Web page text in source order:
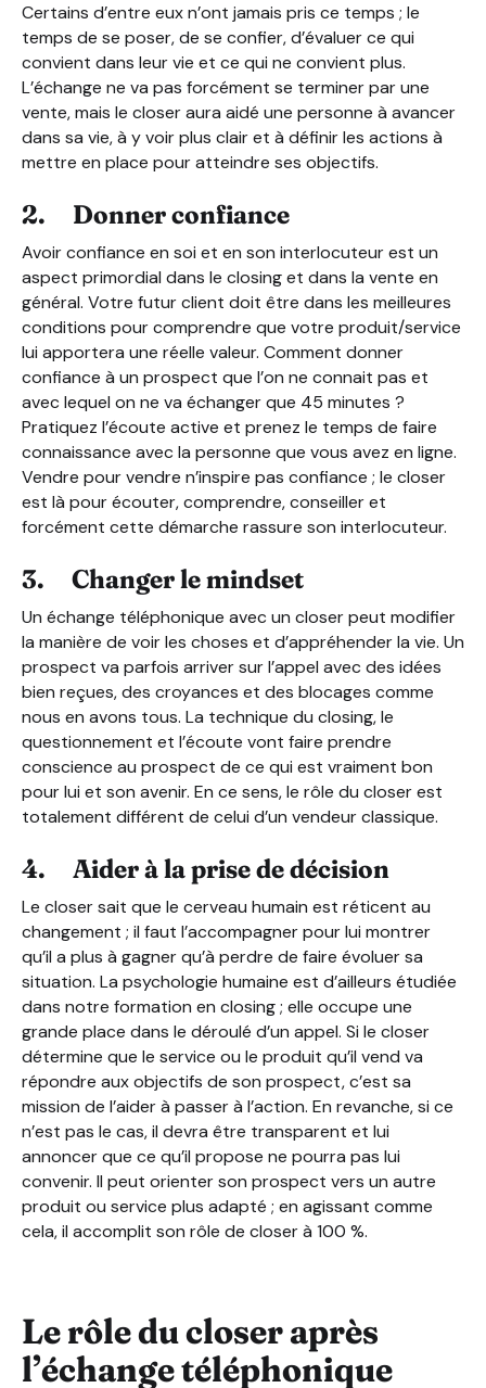
Certains d’entre eux n’ont jamais pris ce temps ; le
temps de se poser, de se confier, d’évaluer ce qui
convient dans leur vie et ce qui ne convient plus.
L’échange ne va pas forcément se terminer par une
vente, mais le closer aura aidé une personne à avancer
dans sa vie, à y voir plus clair et à définir les actions à
mettre en place pour atteindre ses objectifs.
2. Donner confiance
Avoir confiance en soi et en son interlocuteur est un
aspect primordial dans le closing et dans la vente en
général. Votre futur client doit être dans les meilleures
conditions pour comprendre que votre produit/service
lui apportera une réelle valeur. Comment donner
confiance à un prospect que l’on ne connait pas et
avec lequel on ne va échanger que 45 minutes ?
Pratiquez l’écoute active et prenez le temps de faire
connaissance avec la personne que vous avez en ligne.
Vendre pour vendre n’inspire pas confiance ; le closer
est là pour écouter, comprendre, conseiller et
forcément cette démarche rassure son interlocuteur.
3. Changer le mindset
Un échange téléphonique avec un closer peut modifier
la manière de voir les choses et d’appréhender la vie. Un
prospect va parfois arriver sur l’appel avec des idées
bien reçues, des croyances et des blocages comme
nous en avons tous. La technique du closing, le
questionnement et l’écoute vont faire prendre
conscience au prospect de ce qui est vraiment bon
pour lui et son avenir. En ce sens, le rôle du closer est
totalement différent de celui d’un vendeur classique.
4. Aider à la prise de décision
Le closer sait que le cerveau humain est réticent au
changement ; il faut l’accompagner pour lui montrer
qu’il a plus à gagner qu’à perdre de faire évoluer sa
situation. La psychologie humaine est d’ailleurs étudiée
dans notre formation en closing ; elle occupe une
grande place dans le déroulé d’un appel. Si le closer
détermine que le service ou le produit qu’il vend va
répondre aux objectifs de son prospect, c’est sa
mission de l’aider à passer à l’action. En revanche, si ce
n’est pas le cas, il devra être transparent et lui
annoncer que ce qu’il propose ne pourra pas lui
convenir. Il peut orienter son prospect vers un autre
produit ou service plus adapté ; en agissant comme
cela, il accomplit son rôle de closer à 100 %.
Le rôle du closer après
l’échange téléphonique